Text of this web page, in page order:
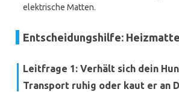
elektrische Matten.
Entscheidungshilfe:
Leitfrage 1: Verhält sich dein
Transport ruhig oder kaut er an